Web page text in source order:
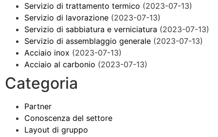
Servizio di trattamento termico (2023-07-13)
Servizio di lavorazione (2023-07-13)
Servizio di sabbiatura e verniciatura (2023-07-13)
Servizio di assemblaggio generale (2023-07-13)
Acciaio inox (2023-07-13)
Acciaio al carbonio (2023-07-13)
Categoria
Partner
Conoscenza del settore
Layout di gruppo